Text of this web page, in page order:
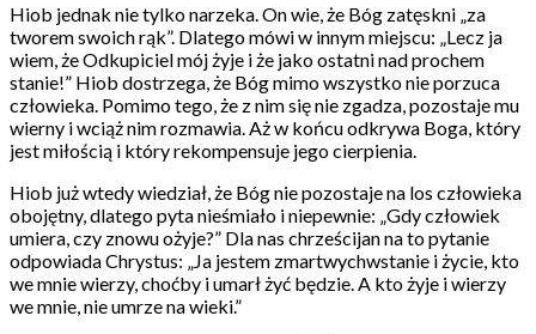
Hiob jednak nie tylko narzeka. On wie, że Bóg zatęskni „za
tworem swoich rąk”. Dlatego mówi w innym miejscu: „Lecz ja
wiem, że Odkupiciel mój żyje i że jako ostatni nad prochem
stanie!” Hiob dostrzega, że Bóg mimo wszystko nie porzuca
człowieka. Pomimo tego, że z nim się nie zgadza, pozostaje mu
wierny i wciąż nim rozmawia. Aż w końcu odkrywa Boga, który
jest miłością i który rekompensuje jego cierpienia.
Hiob już wtedy wiedział, że Bóg nie pozostaje na los człowieka
obojętny, dlatego pyta nieśmiało i niepewnie: „Gdy człowiek
umiera, czy znowu ożyje?” Dla nas chrześcijan na to pytanie
odpowiada Chrystus: „Ja jestem zmartwychwstanie i życie, kto
we mnie wierzy, choćby i umarł żyć będzie. A kto żyje i wierzy
we mnie, nie umrze na wieki.”